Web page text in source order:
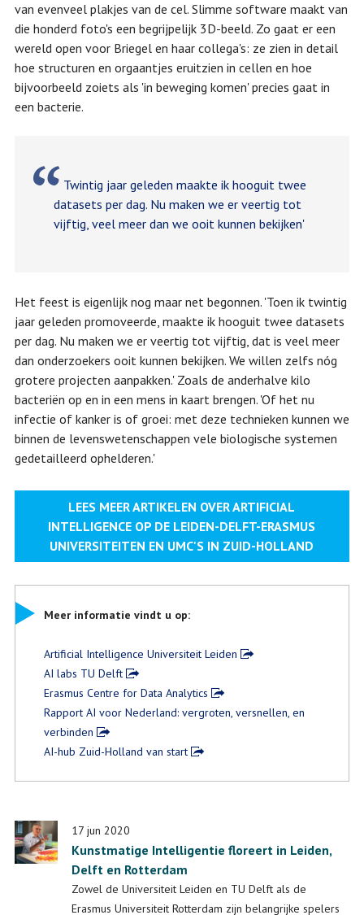
van evenveel plakjes van de cel. Slimme software maakt van
die honderd foto's een begrijpelijk 3D-beeld. Zo gaat er een
wereld open voor Briegel en haar collega's: ze zien in detail
hoe structuren en orgaantjes eruitzien in cellen en hoe
bijvoorbeeld zoiets als 'in beweging komen' precies gaat in
een bacterie.
Twintig jaar geleden maakte ik hooguit twee
datasets per dag. Nu maken we er veertig tot
vijftig, veel meer dan we ooit kunnen bekijken'
Het feest is eigenlijk nog maar net begonnen. 'Toen ik twintig
jaar geleden promoveerde, maakte ik hooguit twee datasets
per dag. Nu maken we er veertig tot vijftig, dat is veel meer
dan onderzoekers ooit kunnen bekijken. We willen zelfs nóg
grotere projecten aanpakken.' Zoals de anderhalve kilo
bacteriën op en in een mens in kaart brengen. 'Of het nu
infectie of kanker is of groei: met deze technieken kunnen we
binnen de levenswetenschappen vele biologische systemen
gedetailleerd ophelderen.'
LEES MEER ARTIKELEN OVER ARTIFICIAL
INTELLIGENCE OP DE LEIDEN-DELFT-ERASMUS
UNIVERSITEITEN EN UMC'S IN ZUID-HOLLAND
Meer informatie vindt u op:
Artificial Intelligence Universiteit Leiden
AI labs TU Delft
Erasmus Centre for Data Analytics
Rapport AI voor Nederland: vergroten, versnellen, en
verbinden
AI-hub Zuid-Holland van start
17 jun 2020
Kunstmatige Intelligentie floreert in Leiden,
Delft en Rotterdam
Zowel de Universiteit Leiden en TU Delft als de
Erasmus Universiteit Rotterdam zijn belangrijke spelers